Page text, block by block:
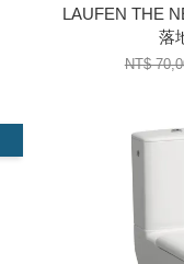
LAUFEN THE
落
NT$